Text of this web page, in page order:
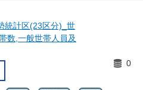
統計区(23区分)_世
数,一般世帯人員及
0